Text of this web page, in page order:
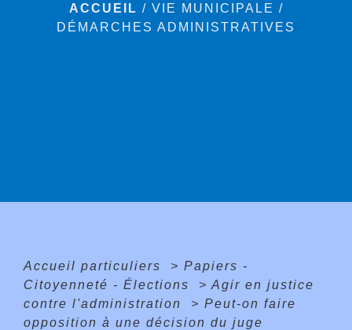
ACCUEIL / VIE MUNICIPALE /
DÉMARCHES ADMINISTRATIVES
Accueil particuliers > Papiers -
Citoyenneté - Élections
> Agir en justice
contre l'administration
> Peut-on faire
opposition à une décision du juge